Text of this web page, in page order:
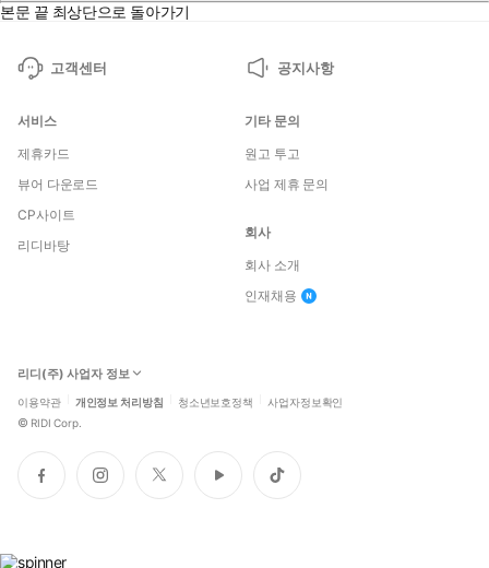
본문 끝 최상단으로 돌아가기
고객센터 공지사항
서비스
제휴카드
뷰어 다운로드
CP사이트
리디바탕
기타 문의
원고 투고
사업 제휴 문의
회사
회사 소개
인재채용
리디(주) 사업자 정보
이용약관 개인정보 처리방침 청소년보호정책 사업자정보확인
© RIDI Corp.
페
이
인
스
트
위
유
튜
틱
톡